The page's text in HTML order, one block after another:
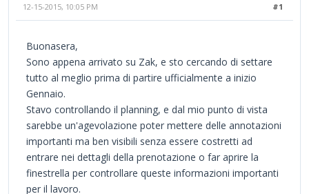
#1
12-15-2015, 10:05 PM
Buonasera,
Sono appena arrivato su Zak, e sto cercando di settare
tutto al meglio prima di partire ufficialmente a inizio
Gennaio.
Stavo controllando il planning, e dal mio punto di vista
sarebbe un'agevolazione poter mettere delle annotazioni
importanti ma ben visibili senza essere costretti ad
entrare nei dettagli della prenotazione o far aprire la
finestrella per controllare queste informazioni importanti
per il lavoro.